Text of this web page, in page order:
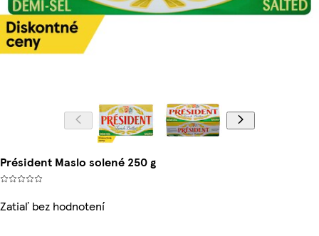
Président Maslo solené 250 g
Zatiaľ bez hodnotení